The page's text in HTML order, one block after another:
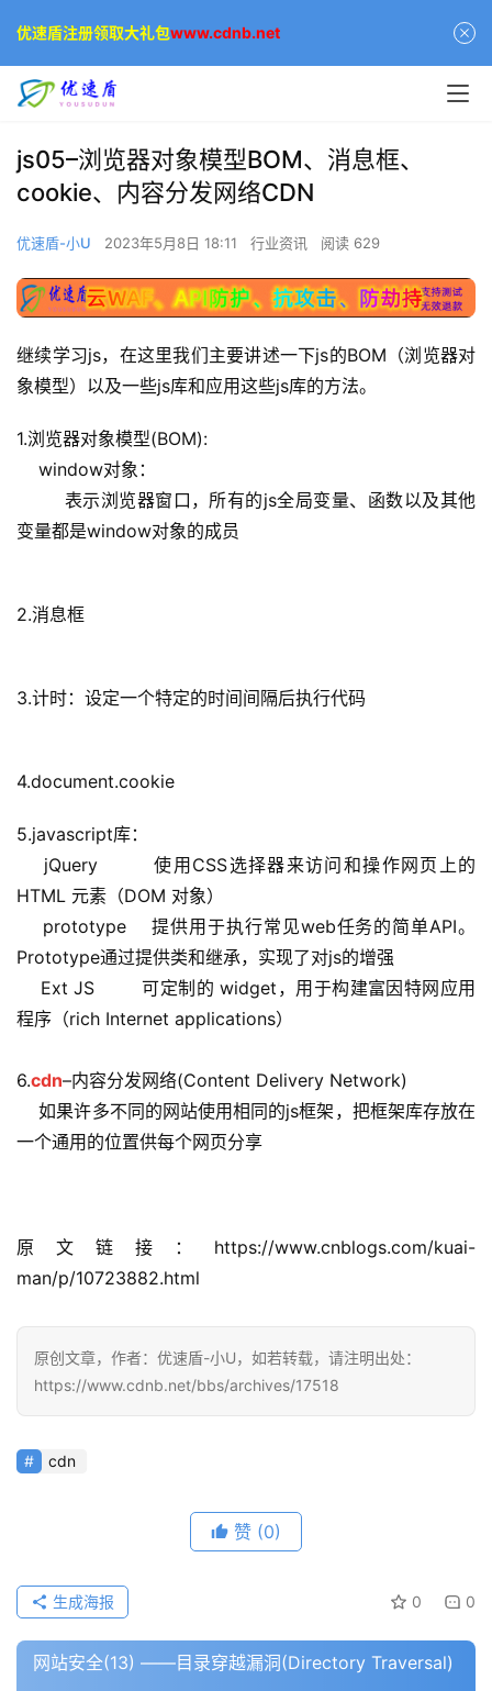
js05–浏览器对象模型BOM、消息框、
cookie、内容分发网络CDN
优速盾-小U 2023年5月8日 18:11 行业资讯 阅读 629
继续学习js，在这里我们主要讲述一下js的BOM（浏览器对
象模型）以及一些js库和应用这些js库的方法。
1.浏览器对象模型(BOM):
window对象：
表示浏览器窗口，所有的js全局变量、函数以及其他
变量都是window对象的成员
2.消息框
3.计时：设定一个特定的时间间隔后执行代码
4.document.cookie
5.javascript库：
jQuery        使用CSS选择器来访问和操作网页上的
HTML 元素（DOM 对象）
prototype    提供用于执行常见web任务的简单API。
Prototype通过提供类和继承，实现了对js的增强
Ext JS        可定制的 widget，用于构建富因特网应用
程序（rich Internet applications）
6.cdn–内容分发网络(Content Delivery Network)
如果许多不同的网站使用相同的js框架，把框架库存放在
一个通用的位置供每个网页分享
原文链接：https://www.cnblogs.com/kuai-
man/p/10723882.html
原创文章，作者：优速盾-小U，如若转载，请注明出处：
https://www.cdnb.net/bbs/archives/17518
cdn
赞 (0)
0 0
生成海报
网站安全(13) ——目录穿越漏洞(Directory Traversal)
优速盾注册领取大礼包www.cdnb.net